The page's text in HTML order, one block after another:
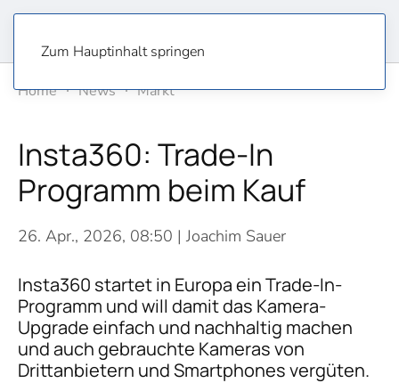
Zum Hauptinhalt springen
Home
News Markt
Insta360: Trade-In
Programm beim Kauf
26. Apr., 2026, 08:50 | Joachim Sauer
Insta360 startet in Europa ein Trade-In-
Programm und will damit das Kamera-
Upgrade einfach und nachhaltig machen
und auch gebrauchte Kameras von
Drittanbietern und Smartphones vergüten.